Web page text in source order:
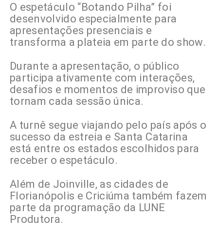
O espetáculo “Botando Pilha” foi
desenvolvido especialmente para
apresentações presenciais e
transforma a plateia em parte do show.
Durante a apresentação, o público
participa ativamente com interações,
desafios e momentos de improviso que
tornam cada sessão única.
A turnê segue viajando pelo país após o
sucesso da estreia e Santa Catarina
está entre os estados escolhidos para
receber o espetáculo.
Além de Joinville, as cidades de
Florianópolis e Criciúma também fazem
parte da programação da LUNE
Produtora.